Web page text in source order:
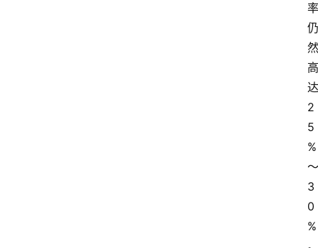
率
仍
然
高
达
2
5
%
～
3
0
%